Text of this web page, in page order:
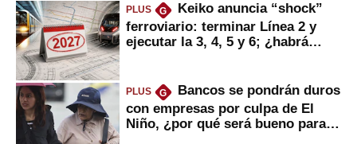
PLUS G
Keiko anuncia “shock”
ferroviario: terminar Línea 2 y
ejecutar la 3, 4, 5 y 6; ¿habrá
PLUS G
Bancos se pondrán duros
con empresas por culpa de El
Niño, ¿por qué será bueno para